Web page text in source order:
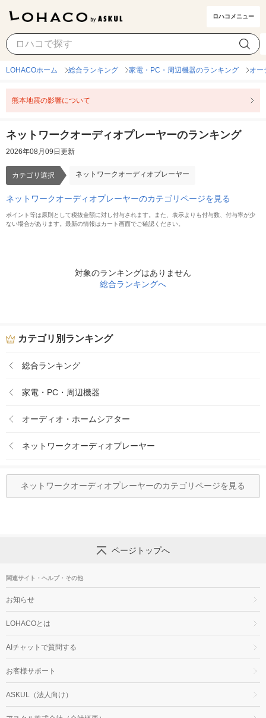
ロハコメニュー
ネットワークオーディオプレーヤー カテゴリ選択
LOHACOホーム 総合ランキング 家電・PC・周辺機器のランキング オー
熊本地震の影響について
ネットワークオーディオプレーヤーのランキング
2026年08月09日更新
カテゴリ選択 ネットワークオーディオプレーヤー
ネットワークオーディオプレーヤーのカテゴリページを見る
ポイント等は原則として税抜金額に対し付与されます。また、表示よりも付与数、付与率が少
ない場合があります。最新の情報はカート画面でご確認ください。
対象のランキングはありません
総合ランキングへ
カテゴリ別ランキング
総合ランキング
家電・PC・周辺機器
オーディオ・ホームシアター
ネットワークオーディオプレーヤー
ネットワークオーディオプレーヤーのカテゴリページを見る
ページトップへ
関連サイト・ヘルプ・その他
お知らせ
LOHACOとは
AIチャットで質問する
お客様サポート
ASKUL（法人向け）